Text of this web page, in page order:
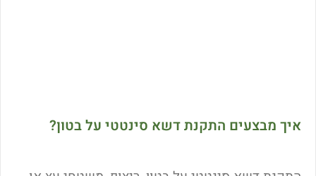
איך מבצעים התקנת דשא סינטטי על בטון?